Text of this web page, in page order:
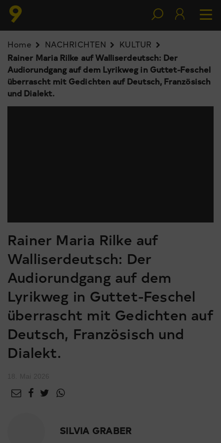
Home NACHRICHTEN
KULTUR
Rainer Maria Rilke auf Walliserdeutsch: Der
Audiorundgang auf dem Lyrikweg in Guttet-Feschel
überrascht mit Gedichten auf Deutsch, Französisch
und Dialekt.
Rainer Maria Rilke auf
Walliserdeutsch: Der
Audiorundgang auf dem
Lyrikweg in Guttet-Feschel
überrascht mit Gedichten auf
Deutsch, Französisch und
Dialekt.
SILVIA GRABER